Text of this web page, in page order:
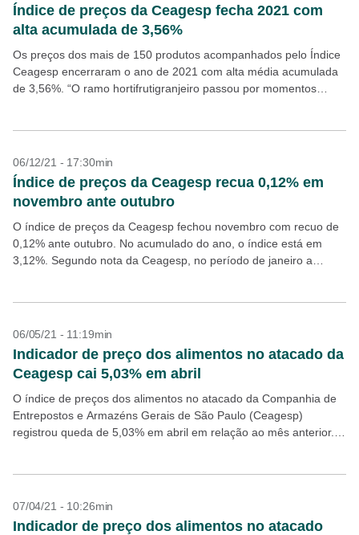
Índice de preços da Ceagesp fecha 2021 com
alta acumulada de 3,56%
Os preços dos mais de 150 produtos acompanhados pelo Índice
Ceagesp encerraram o ano de 2021 com alta média acumulada
de 3,56%. “O ramo hortifrutigranjeiro passou por momentos
06/12/21 - 17:30min
Índice de preços da Ceagesp recua 0,12% em
novembro ante outubro
O índice de preços da Ceagesp fechou novembro com recuo de
0,12% ante outubro. No acumulado do ano, o índice está em
3,12%. Segundo nota da Ceagesp, no período de janeiro a
06/05/21 - 11:19min
Indicador de preço dos alimentos no atacado da
Ceagesp cai 5,03% em abril
O índice de preços dos alimentos no atacado da Companhia de
Entrepostos e Armazéns Gerais de São Paulo (Ceagesp)
registrou queda de 5,03% em abril em relação ao mês anterior.
07/04/21 - 10:26min
Indicador de preço dos alimentos no atacado